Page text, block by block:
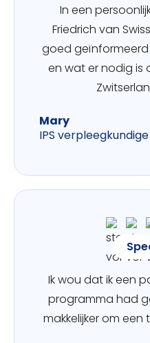
In een
Friedrich van
goed
en wat er nodig is
Mary
IPS verpleegkundige
Ik wou dat ik een
programma had
makkelijker om